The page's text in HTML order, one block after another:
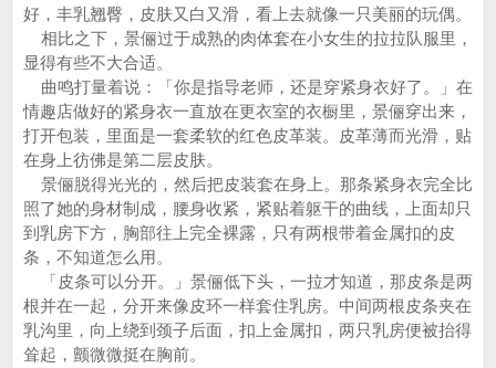
好，丰乳翘臀，皮肤又白又滑，看上去就像一只美丽的玩偶。
相比之下，景俪过于成熟的肉体套在小女生的拉拉队服里，
显得有些不大合适。
曲鸣打量着说：「你是指导老师，还是穿紧身衣好了。」在
情趣店做好的紧身衣一直放在更衣室的衣橱里，景俪穿出来，
打开包装，里面是一套柔软的红色皮革装。皮革薄而光滑，贴
在身上彷佛是第二层皮肤。
景俪脱得光光的，然后把皮装套在身上。那条紧身衣完全比
照了她的身材制成，腰身收紧，紧贴着躯干的曲线，上面却只
到乳房下方，胸部往上完全裸露，只有两根带着金属扣的皮
条，不知道怎么用。
「皮条可以分开。」景俪低下头，一拉才知道，那皮条是两
根并在一起，分开来像皮环一样套住乳房。中间两根皮条夹在
乳沟里，向上绕到颈子后面，扣上金属扣，两只乳房便被抬得
耸起，颤微微挺在胸前。